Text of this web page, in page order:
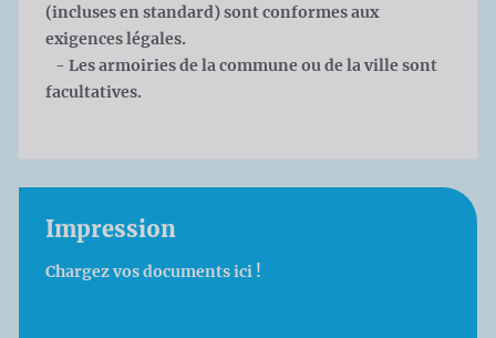
(incluses en standard) sont conformes aux
exigences légales.
- Les armoiries de la commune ou de la ville sont
facultatives.
Impression
Chargez vos documents ici !